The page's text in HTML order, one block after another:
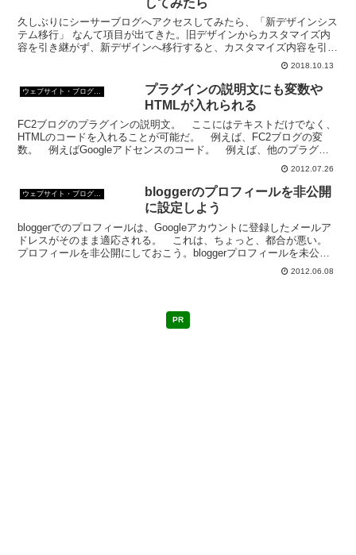
久しぶりにシーサーブログへアクセスしてみたら、「新デザインシス
テム移行」 なんて項目が出てきた。旧デザインからカスタマイズ内
容を引き継がず、新デザインへ移行すると、カスタマイズ内容を引き
継いで新デザインへ移行する方法と2種類あるらしい。実験してみ
2018.10.13
ウェブサイト・ブログ作成
プラグインの説明文にも変数や
HTMLが入れられる
FC2ブログのプラグインの説明文。 ここにはテキストだけでなく、
HTMLのコードを入れることが可能だ。 例えば、FC2ブログの変
数。 例えばGoogleアドセンスのコード。 例えば、他のプラグイ
2012.07.26
ウェブサイト・ブログ作成
bloggerのプロフィールを非公開
に設定しよう
bloggerでのプロフィールは、Googleアカウントに登録したメールア
ドレスがそのまま適応される。 これは、ちょっと、都合が悪い。
プロフィールを非公開にしておこう。bloggerプロフィールを未公開
2012.06.08
PR